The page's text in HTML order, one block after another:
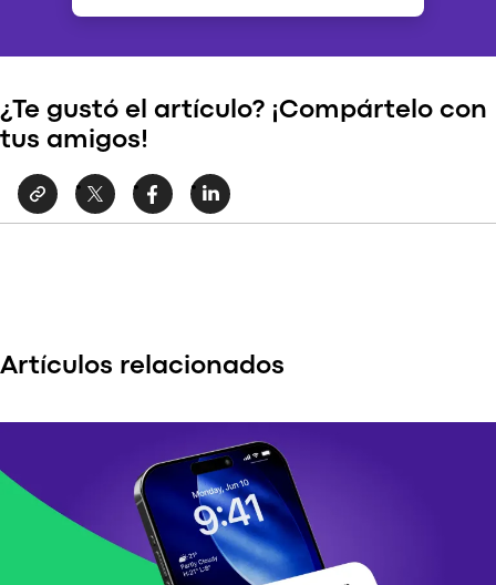
¿Te gustó el artículo? ¡Compártelo con
tus amigos!
Artículos relacionados